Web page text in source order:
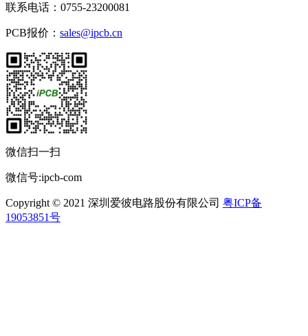
联系电话：0755-23200081
PCB报价： sales@ipcb.cn
微信扫一扫
微信号:ipcb-com
Copyright © 2021 深圳爱彼电路股份有限公司 粤ICP备
19053851号